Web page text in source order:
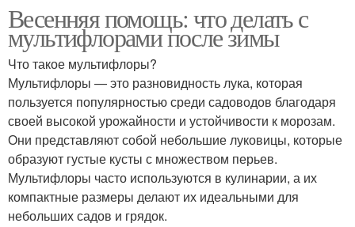
Весенняя помощь: что делать с
мультифлорами после зимы
Что такое мультифлоры?
Мультифлоры — это разновидность лука, которая
пользуется популярностью среди садоводов благодаря
своей высокой урожайности и устойчивости к морозам.
Они представляют собой небольшие луковицы, которые
образуют густые кусты с множеством перьев.
Мультифлоры часто используются в кулинарии, а их
компактные размеры делают их идеальными для
небольших садов и грядок.